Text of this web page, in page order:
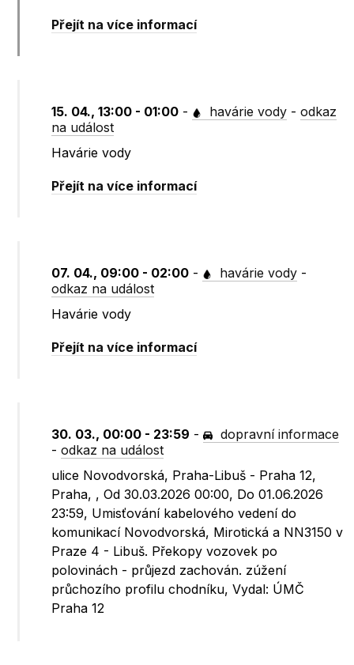
Přejít na více informací
15. 04., 13:00 - 01:00 - havárie vody -odkaz
na událost
Havárie vody
Přejít na více informací
07. 04., 09:00 - 02:00 - havárie vody -
odkaz na událost
Havárie vody
Přejít na více informací
30. 03., 00:00 - 23:59 -
dopravní informace
-odkaz na událost
ulice Novodvorská, Praha-Libuš - Praha 12,
Praha, , Od 30.03.2026 00:00, Do 01.06.2026
23:59, Umisťování kabelového vedení do
komunikací Novodvorská, Mirotická a NN3150 v
Praze 4 - Libuš. Překopy vozovek po
polovinách - průjezd zachován. zúžení
průchozího profilu chodníku, Vydal: ÚMČ
Praha 12